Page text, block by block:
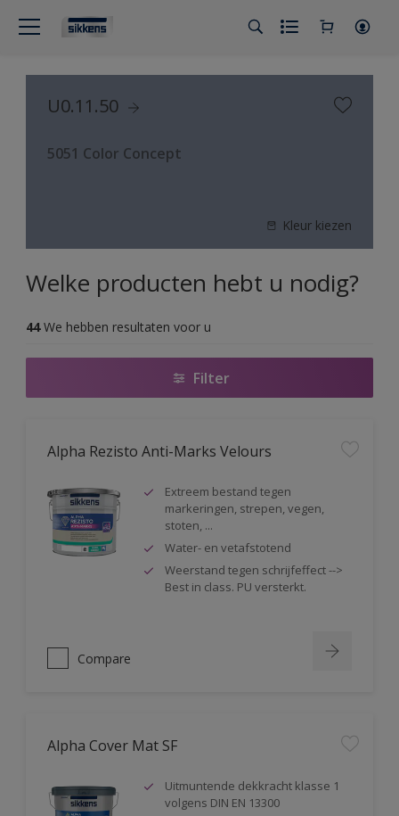
U0.11.50
5051 Color Concept
Kleur kiezen
Welke producten hebt u nodig?
44We hebben resultaten voor u
Filter
Alpha Rezisto Anti-Marks Velours
Extreem bestand tegen
markeringen, strepen, vegen,
stoten, ...
Water- en vetafstotend
Weerstand tegen schrijfeffect -->
Best in class. PU versterkt.
Compare
Alpha Cover Mat SF
Uitmuntende dekkracht klasse 1
volgens DIN EN 13300